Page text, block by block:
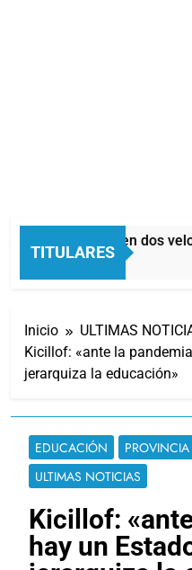
TITULARES
Economía en dos
4 Horas Atrás
Inicio
ULTIMAS
Kicillof: «ante la
jerarquiza la educación»
EDUCACIÓN PROVINCIA
ULTIMAS NOTICIAS
Kicillof:
hay un